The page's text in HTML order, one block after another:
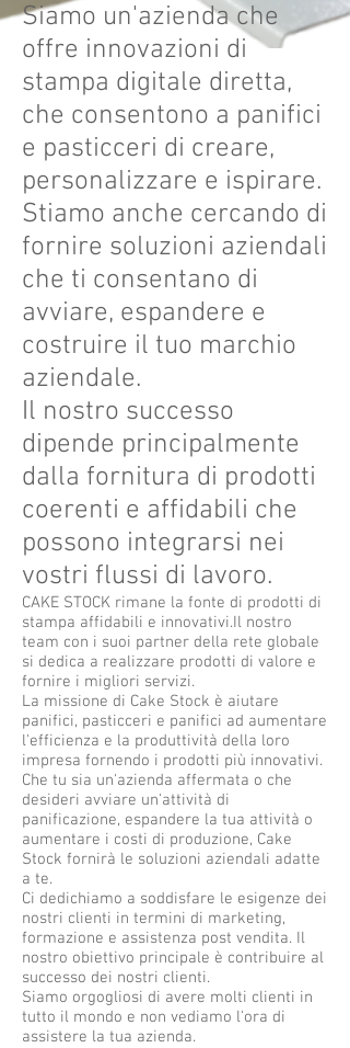
Siamo un'azienda che
offre innovazioni di
stampa digitale diretta,
che consentono a panifici
e pasticceri di creare,
personalizzare e ispirare.
Stiamo anche cercando di
fornire soluzioni aziendali
che ti consentano di
avviare, espandere e
costruire il tuo marchio
aziendale.
Il nostro successo
dipende principalmente
dalla fornitura di prodotti
coerenti e affidabili che
possono integrarsi nei
vostri flussi di lavoro.
CAKE STOCK rimane la fonte di prodotti di
stampa affidabili e innovativi.Il nostro
team con i suoi partner della rete globale
si dedica a realizzare prodotti di valore e
fornire i migliori servizi.
La missione di Cake Stock è aiutare
panifici, pasticceri e panifici ad aumentare
l'efficienza e la produttività della loro
impresa fornendo i prodotti più innovativi.
Che tu sia un'azienda affermata o che
desideri avviare un'attività di
panificazione, espandere la tua attività o
aumentare i costi di produzione, Cake
Stock fornirà le soluzioni aziendali adatte
a te.
Ci dedichiamo a soddisfare le esigenze dei
nostri clienti in termini di marketing,
formazione e assistenza post vendita. Il
nostro obiettivo principale è contribuire al
successo dei nostri clienti.
Siamo orgogliosi di avere molti clienti in
tutto il mondo e non vediamo l'ora di
assistere la tua azienda.